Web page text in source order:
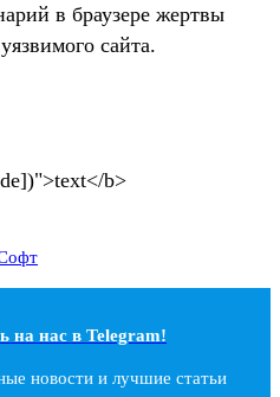
в браузере жертвы
сайта.
b>
на наc в Telegram!
новости и лучшие статьи